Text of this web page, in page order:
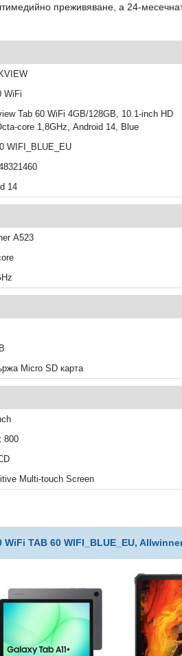
преживяване, а 24-
WiFi
Tab 60 WiFi 4GB/128GB, 10.1-inch HD
core 1,8GHz, Android 14, Blue
WIFI_BLUE_EU
14
A523
Micro SD карта
800
Multi-touch Screen
TAB 60 WIFI_BLUE_EU,